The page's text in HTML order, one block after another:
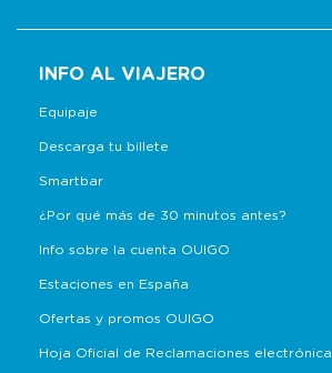
INFO AL VIAJERO
Equipaje
Descarga tu billete
Smartbar
¿Por qué más de 30 minutos antes?
Info sobre la cuenta OUIGO
Estaciones en España
Ofertas y promos OUIGO
Hoja Oficial de Reclamaciones electrónica